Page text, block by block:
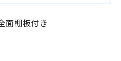
面棚板付き